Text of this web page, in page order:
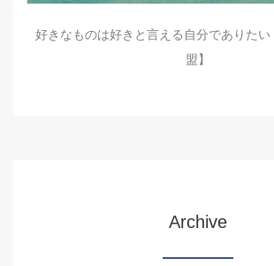
好きなものは好きと言える自分でありたい
盟】
Archive